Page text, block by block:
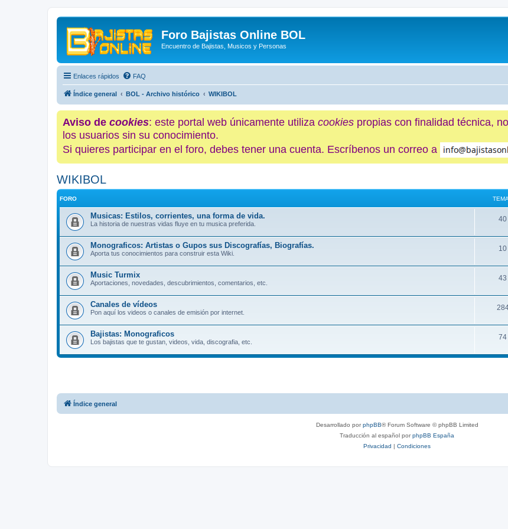
Foro Bajistas Online BOL
Encuentro de Bajistas, Musicos y Personas
Enlaces rápidos FAQ
Índice general BOL - Archivo histórico WIKIBOL
Aviso de cookies: este portal web únicamente utiliza cookies propias con finalidad técnica,
los usuarios sin su conocimiento.
Si quieres participar en el foro, debes tener una cuenta. Escríbenos un correo a
WIKIBOL
FORO
Musicas: Estilos, corrientes, una forma de vida.
La historia de nuestras vidas fluye en tu musica preferida.
40
Monograficos: Artistas o Gupos sus Discografías, Biografías.
Aporta tus conocimientos para construir esta Wiki.
10
Music Turmix
Aportaciones, novedades, descubrimientos, comentarios, etc.
43
Canales de vídeos
Pon aquí los videos o canales de emisión por internet.
Bajistas: Monograficos
Los bajistas que te gustan, videos, vida, discografia, etc.
74
Índice general
Desarrollado porphpBB® Forum Software © phpBB Limited
Traducción al español porphpBB España
Privacidad | Condiciones